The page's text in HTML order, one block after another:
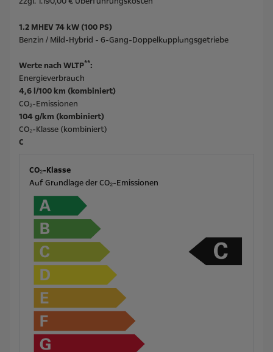
1.2 MHEV 74 kW (100 PS)
Benzin / Mild-Hybrid - 6-Gang-Doppelkupplungsgetriebe
Werte nach WLTP**:
Energieverbrauch
4,6 l/100 km (kombiniert)
CO₂-Emissionen
104 g/km (kombiniert)
CO₂-Klasse (kombiniert)
C
CO₂-Klasse
Auf Grundlage der CO₂-Emissionen